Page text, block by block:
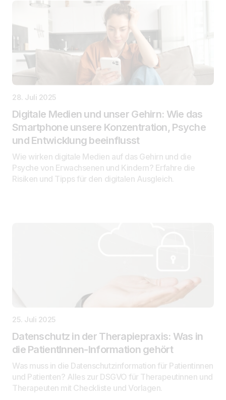
28. Juli 2025
Digitale Medien und unser Gehirn: Wie das
Smartphone unsere Konzentration, Psyche
und Entwicklung beeinflusst
Wie wirken digitale Medien auf das Gehirn und die
Psyche von Erwachsenen und Kindern? Erfahre die
Risiken und Tipps für den digitalen Ausgleich.
25. Juli 2025
Datenschutz in der Therapiepraxis: Was in
die PatientInnen-Information gehört
Was muss in die Datenschutzinformation für Patientinnen
und Patienten? Alles zur DSGVO für Therapeutinnen und
Therapeuten mit Checkliste und Vorlagen.